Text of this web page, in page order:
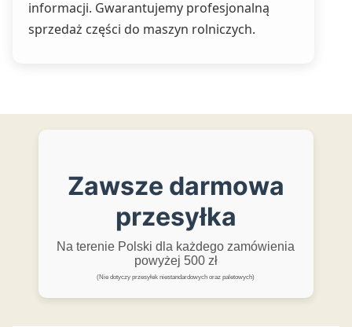
informacji. Gwarantujemy profesjonalną
sprzedaż części do maszyn rolniczych.
Zawsze darmowa
przesyłka
Na terenie Polski dla każdego zamówienia
powyżej 500 zł
(Nie dotyczy przesyłek niestandardowych oraz paletowych)